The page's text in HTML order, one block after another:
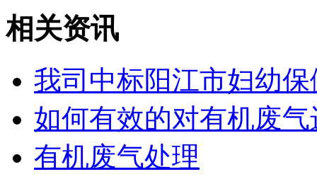
相关资讯
我司中标阳江市妇幼
如何有效的对有机废
有机废气处理